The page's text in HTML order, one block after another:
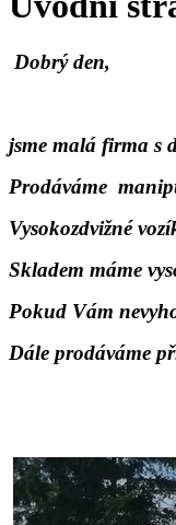
Dobrý den,
jsme malá firma s
Prodáváme
Vysokozdvižné
Skladem máme
Pokud Vám
Dále prodáváme